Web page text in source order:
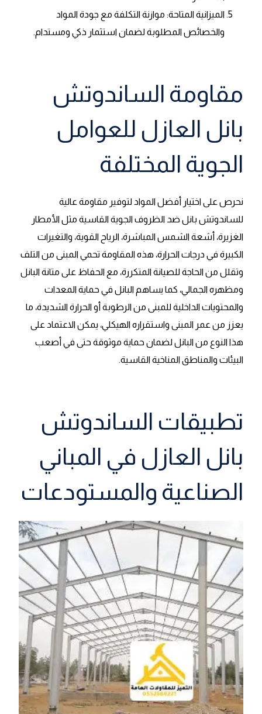
الميزانية المتاحة: موازنة التكلفة مع جودة المواد
والخصائص المطلوبة لضمان استثمار ذكي ومستدام.
مقاومة الساندوتش
بانل العازل للعوامل
الجوية المختلفة
نحرص على اختيار أفضل المواد لتوفير مقاومة عالية
للساندوتش بانل ضد الظروف الجوية القاسية مثل الأمطار
الغزيرة، أشعة الشمس المباشرة، الرياح القوية، والتغيرات
الكبيرة في درجات الحرارة، هذه المقاومة تحمي المبنى من التلف
وتقلل من الحاجة للصيانة المتكررة، مع الحفاظ على متانة البانل
ومظهره الجمالي، كما يساهم البانل في حماية المعدات
والمحتويات الداخلية للمبنى من الرطوبة أو الحرارة الشديدة، ما
يعزز من عمر المبنى واستقراره الهيكلي، يمكن الاعتماد على
هذا النوع من البانل لضمان حماية موثوقة حتى في أصعب
البيئات والمناطق المناخية القاسية.
تطبيقات الساندوتش
بانل العازل في المباني
الصناعية والمستودعات